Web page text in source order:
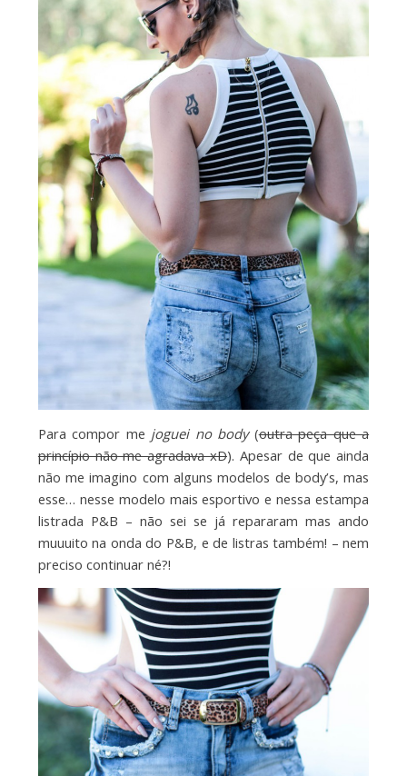
Para compor me joguei no body (outra peça que a
princípio não me agradava xD). Apesar de que ainda
não me imagino com alguns modelos de body’s, mas
esse… nesse modelo mais esportivo e nessa estampa
listrada P&B – não sei se já repararam mas ando
muuuito na onda do P&B, e de listras também! – nem
preciso continuar né?!